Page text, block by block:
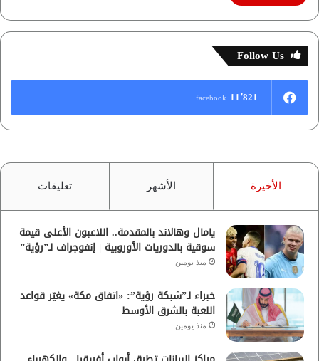
Follow Us
11٬821 facebook
الأخيرة الأشهر تعليقات
يامال وهالاند بالمقدمة.. اللاعبون الأعلى قيمة
سوقية بالدوريات الأوروبية | إنفوجراف لـ”رؤية”
منذ يومين
خبراء لـ”شبكة رؤية”: «اتفاق مكة» يغيّر قواعد
اللعبة بالشرق الأوسط
منذ يومين